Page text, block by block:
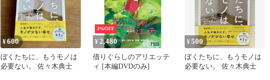
¥600
ぼくたちに、もうモノは
必要ない。 佐々木典士
3%OFF
¥ 2,480
借りぐらしのアリエッテ
ィ [本編DVDのみ]
¥500
ぼくたちに、もうモノは
必要ない。 佐々木典士